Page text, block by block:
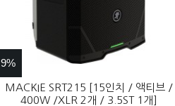
9%
MACKIE SRT215 [15인치 / 액티브 /
400W /XLR 2개 / 3.5ST 1개]